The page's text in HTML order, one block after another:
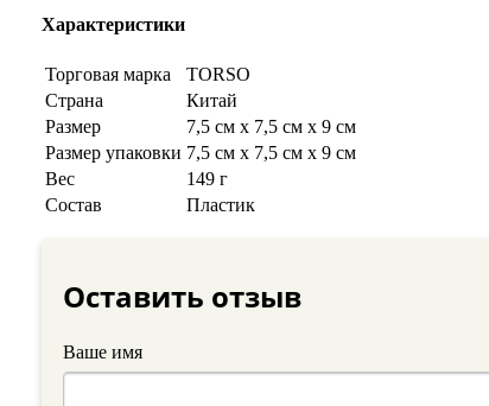
Характеристики
Торговая марка
TORSO
Страна
Китай
Размер
7,5 см х 7,5 см х 9 см
Размер упаковки 7,5 см х 7,5 см х 9 см
Вес
149 г
Состав
Пластик
Оставить отзыв
Ваше имя